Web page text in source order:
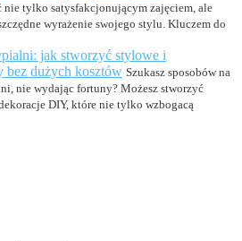
tylko satysfakcjonującym zajęciem, ale
wyrażenie swojego stylu. Kluczem do
jak stworzyć stylowe i
bez dużych kosztów Szukasz sposobów na
nie wydając fortuny? Możesz stworzyć
DIY, które nie tylko wzbogacą